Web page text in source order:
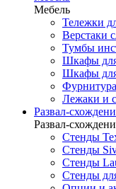
Мебель
Тележки
Верстаки
Тумбы
Шкафы
Шкафы
Лежаки и
Развал-
Развал-
Стенды
Стенды
Стенды
Стенды